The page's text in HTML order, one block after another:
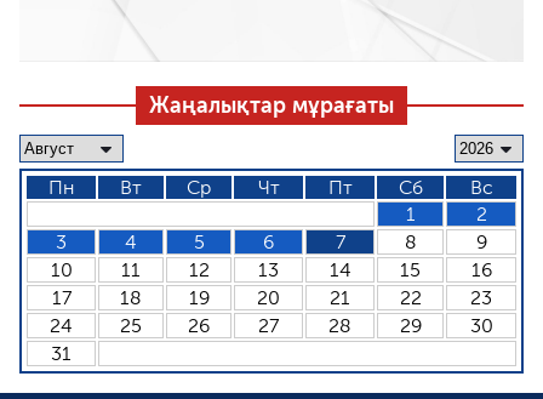
Жаңалықтар мұрағаты
Пн Вт Ср Чт Пт Сб
Вс
1
2
3
4 5 6 7 8
9
10
11 12 13 14 15
16
17
18 19 20 21 22
23
24
25 26 27 28 29
30
31